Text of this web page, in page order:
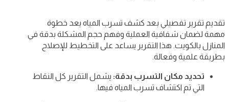
تقديم تقرير تفصيلي بعد كشف تسرب المياه يعد خطوة
مهمة لضمان شفافية العملية وفهم حجم المشكلة بدقة في
المنازل بالكويت. هذا التقرير يساعد على التخطيط للإصلاح
بطريقة علمية وفعالة.
تحديد مكان التسرب بدقة: يشمل التقرير كل النقاط
التي تم اكتشاف تسرب المياه فيها.